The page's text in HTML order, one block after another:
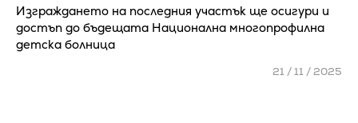
Изграждането на последния участък ще осигури и
достъп до бъдещата Национална многопрофилна
детска болница
21 / 11 / 2025